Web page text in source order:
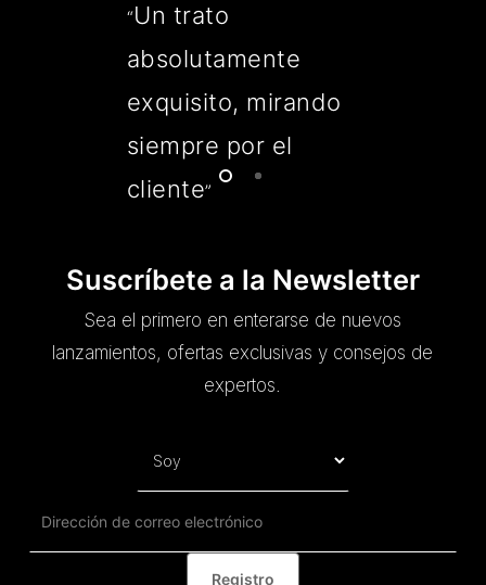
“Un trato
absolutamente
exquisito, mirando
siempre por el
cliente”
Suscríbete a la Newsletter
Sea el primero en enterarse de nuevos
lanzamientos, ofertas exclusivas y consejos de
expertos.